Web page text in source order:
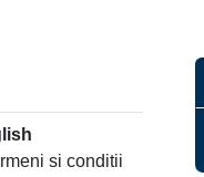
si conditii